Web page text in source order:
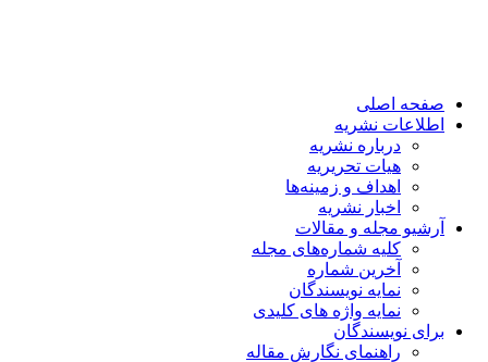
صفحه اصلی
اطلاعات نشریه
درباره نشریه
هیات تحریریه
اهداف و زمینه‌ها
اخبار نشریه
آرشیو مجله و مقالات
کلیه شماره‌های مجله
آخرین شماره
نمایه نویسندگان
نمایه واژه های کلیدی
برای نویسندگان
راهنمای نگارش مقاله